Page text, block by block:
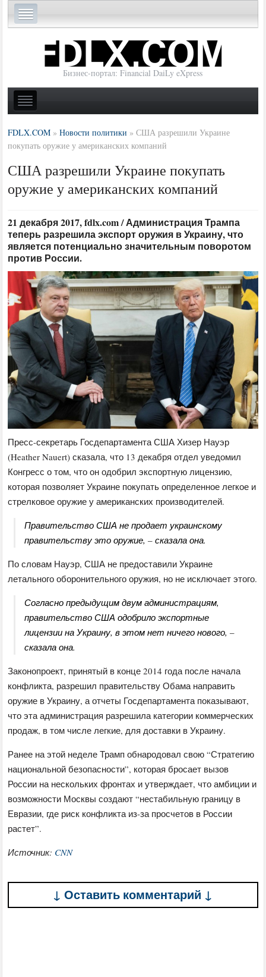
Бизнес-портал: Financial DaiLy eXpress
FDLX.COM »Новости политики »США разрешили Украине
покупать оружие у американских компаний
США разрешили Украине покупать
оружие у американских компаний
21 декабря 2017, fdlx.com / Администрация Трампа
теперь разрешила экспорт оружия в Украину, что
является потенциально значительным поворотом
против России.
Пресс-секретарь Госдепартамента США Хизер Науэр
(Heather Nauert) сказала, что 13 декабря отдел уведомил
Конгресс о том, что он одобрил экспортную лицензию,
которая позволяет Украине покупать определенное легкое и
стрелковое оружие у американских производителей.
Правительство США не продает украинскому
правительству это оружие, – сказала она.
По словам Науэр, США не предоставили Украине
летального оборонительного оружия, но не исключает этого.
Согласно предыдущим двум администрациям,
правительство США одобрило экспортные
лицензии на Украину, в этом нет ничего нового, –
сказала она.
Законопроект, принятый в конце 2014 года после начала
конфликта, разрешил правительству Обама направить
оружие в Украину, а отчеты Госдепартамента показывают,
что эта администрация разрешила категории коммерческих
продаж, в том числе легкие, для доставки в Украину.
Ранее на этой неделе Трамп обнародовал свою “Стратегию
национальной безопасности”, которая бросает вызов
России на нескольких фронтах и ​​утверждает, что амбиции и
возможности Москвы создают “нестабильную границу в
Евразии, где риск конфликта из-за просчетов в России
растет”.
Источник: CNN
↓ Оставить комментарий ↓